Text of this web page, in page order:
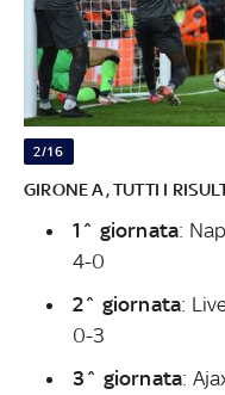
2/16
GIRONE A, TUTTI I
1^ giornata:
4-0
2^ giornata:
0-3
3^ giornata: